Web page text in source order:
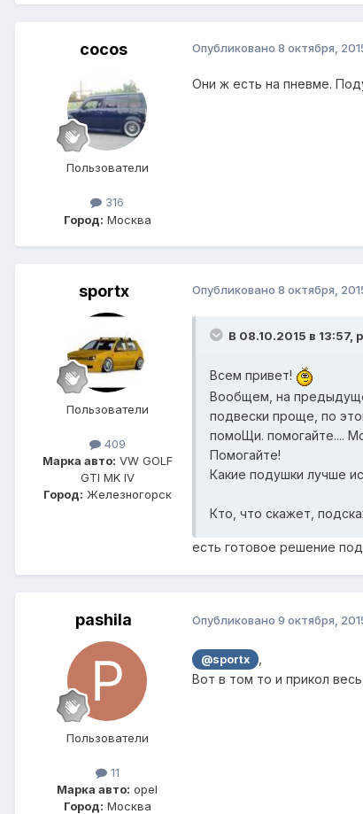
cocos
Пользователи
316
Город: Москва
Опубликовано 8 октября,
Они ж есть на пневме.
sportx
Пользователи
409
Марка авто: VW GOLF
GTI MK IV
Город: Железногорск
Опубликовано 8 октября,
В 08.10.2015 в 13:57,
Всем привет!
Вообщем, на
подвески проще, по
помоЩи. помогайте....
Помогайте!
Какие подушки лучше
Кто, что скажет,
есть готовое решение
pashila
Пользователи
11
Марка авто: opel
Город: Москва
Опубликовано 9 октября,
@sportx
Вот в том то и прикол весь